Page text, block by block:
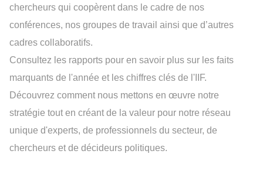
chercheurs qui coopèrent dans le cadre de nos
conférences, nos groupes de travail ainsi que d’autres
cadres collaboratifs.
Consultez les rapports pour en savoir plus sur les faits
marquants de l'année et les chiffres clés de l'IIF.
Découvrez comment nous mettons en œuvre notre
stratégie tout en créant de la valeur pour notre réseau
unique d'experts, de professionnels du secteur, de
chercheurs et de décideurs politiques.